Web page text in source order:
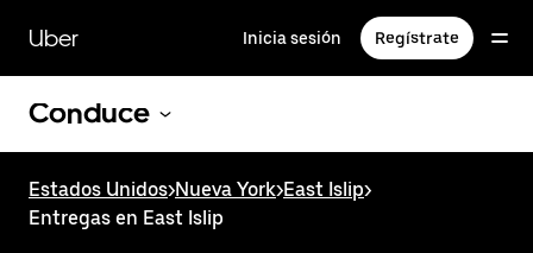
contenido
principal
Uber Inicia sesión Regístrate
Conduce
Estados Unidos>Nueva York>East Islip>
Entregas en East Islip